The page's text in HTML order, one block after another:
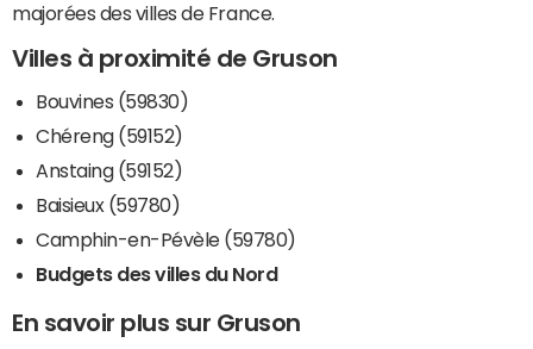
majorées des villes de France.
Villes à proximité de Gruson
Bouvines (59830)
Chéreng (59152)
Anstaing (59152)
Baisieux (59780)
Camphin-en-Pévèle (59780)
Budgets des villes du Nord
En savoir plus sur Gruson